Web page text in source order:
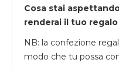
Cosa stai
renderai il tuo
NB: la confezione
modo che tu possa